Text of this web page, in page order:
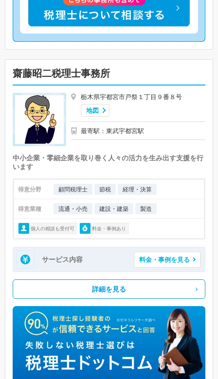
齋藤昭二税理士事務所
栃木県宇都宮市戸祭１丁目９番８号
地図
最寄駅：東武宇都宮駅
中小企業・零細企業を取り巻く人々の活力を生み出す支援を行
います
得意分野 顧問税理士 節税 経理・決算
得意業種 流通・小売 建設・建築 製造
個人の相談も受付可 料金・事例あり
サービス内容 料金・事例を見る
詳細を見る